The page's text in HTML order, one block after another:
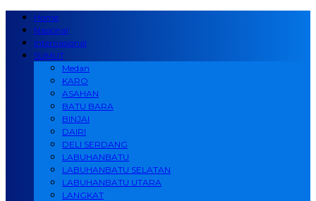
Home
Nasional
Internasional
SUMUT
Medan
KARO
ASAHAN
BATU BARA
BINJAI
DAIRI
DELI SERDANG
LABUHANBATU
LABUHANBATU SELATAN
LABUHANBATU UTARA
LANGKAT